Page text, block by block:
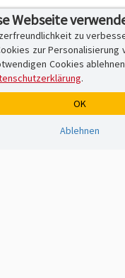
Webseite
zu
zur
Cookies
.
OK
Ablehnen